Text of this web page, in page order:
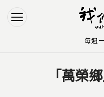
Jump
Jump to
「萬榮
每週